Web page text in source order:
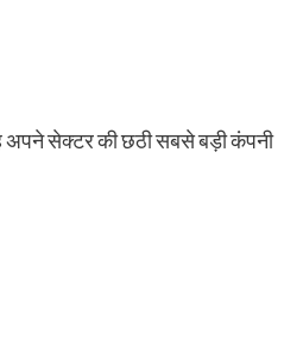
अपने सेक्टर की छठी सबसे बड़ी कंपनी